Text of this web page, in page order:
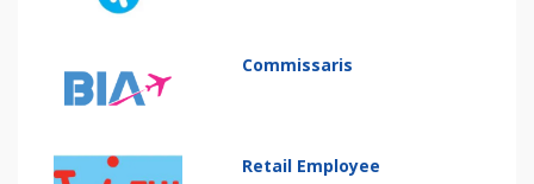
Commissaris
Retail Employee